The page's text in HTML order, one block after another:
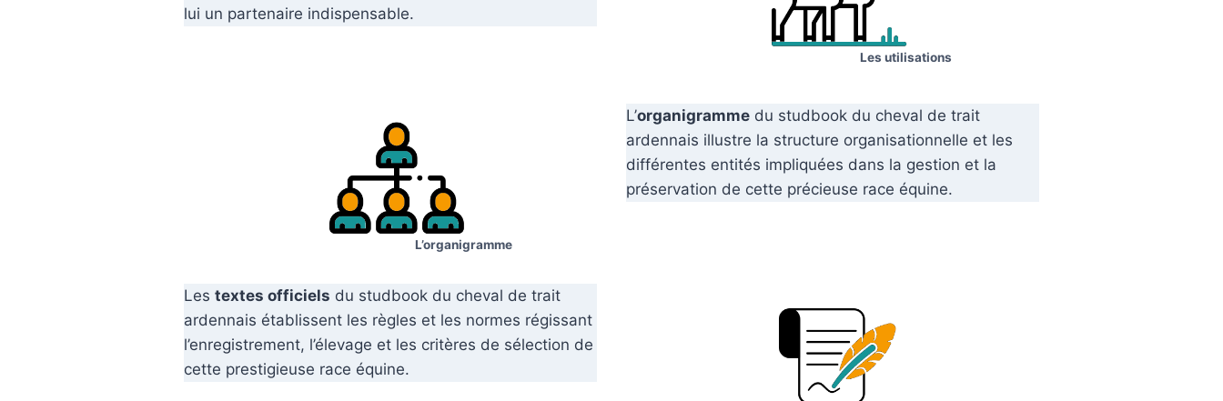
lui un partenaire indispensable.
Les utilisations
L’organigramme
L’organigramme du studbook du cheval de trait
ardennais illustre la structure organisationnelle et les
différentes entités impliquées dans la gestion et la
préservation de cette précieuse race équine.
Les textes officiels du studbook du cheval de trait
ardennais établissent les règles et les normes régissant
l’enregistrement, l’élevage et les critères de sélection de
cette prestigieuse race équine.